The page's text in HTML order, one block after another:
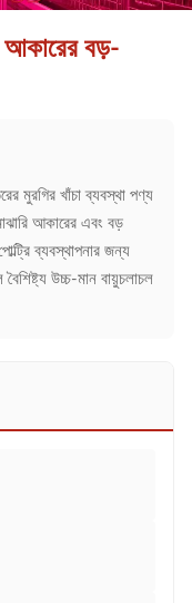
আকারের বড়-
মুরগির খাঁচা ব্যবস্থা পণ্য
আকারের এবং বড়
ব্যবস্থাপনার জন্য
উচ্চ-মান বায়ুচলাচল